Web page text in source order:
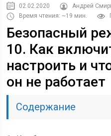
02.02.2020
Андрей
Время чтения: ~19 мин.
Безопасный
10. Как
настроить и
он не работает
Содержание